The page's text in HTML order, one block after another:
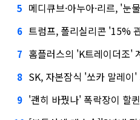
5 메디큐브·아누아·리르, '눈
6 트럼프, 폴리실리콘 '15% 관세
7 홈플러스의 'K트레이더조'
8 SK, 자본잠식 '쏘카 말레이
9 '괜히 바꿨나' 폭락장이 할퀸